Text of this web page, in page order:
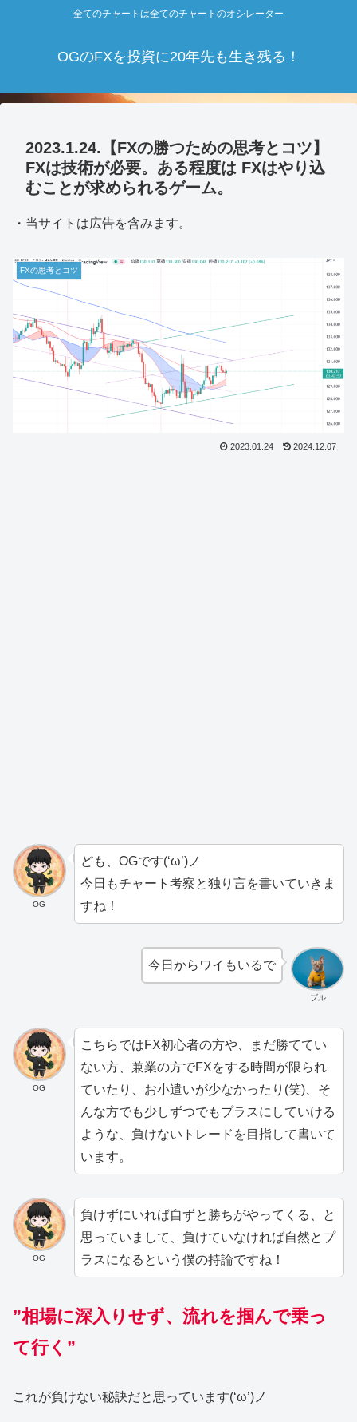
全てのチャートは全てのチャートのオシレーター
OGのFXを投資に20年先も生き残る！
2023.1.24.【FXの勝つための思考とコツ】
FXは技術が必要。ある程度は FXはやり込
むことが求められるゲーム。
・当サイトは広告を含みます。
FXの思考とコツ
2023.01.24 2024.12.07
OG
ども、OGです(‘ω’)ノ
今日もチャート考察と独り言を書いていきま
すね！
ブル
今日からワイもいるで
OG
こちらではFX初心者の方や、まだ勝ててい
ない方、兼業の方でFXをする時間が限られ
ていたり、お小遣いが少なかったり(笑)、そ
んな方でも少しずつでもプラスにしていける
ような、負けないトレードを目指して書いて
います。
OG
負けずにいれば自ずと勝ちがやってくる、と
思っていまして、負けていなければ自然とプ
ラスになるという僕の持論ですね！
”相場に深入りせず、 流れを掴んで乗っ
て行く”
これが負けない秘訣だと思っています(‘ω’)ノ